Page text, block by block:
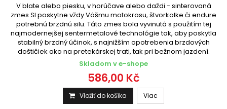
V blate alebo piesku, v horúčave alebo daždi - sinterovaná
zmes SI poskytne vždy Vášmu motokrosu, štvorkolke či endure
potrebnú brzdnú silu. Táto zmes bola vyvinutá s použitím tej
najmodernejšej sentermetalové technológie tak, aby poskytla
stabilný brzdný účinok, s najnižším opotrebenia brzdových
doštičiek ako na pretekárskej trati, tak pri bežnom jazdení.
Skladom v e-shope
586,00 Kč
Vložiť do košíka Viac